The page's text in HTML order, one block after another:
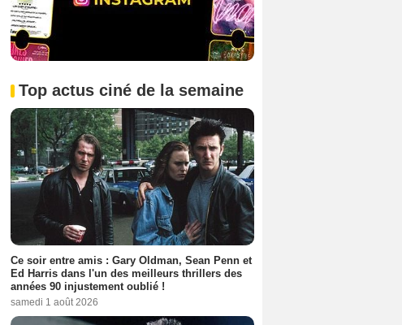
Top actus ciné de la semaine
Ce soir entre amis : Gary Oldman, Sean Penn et
Ed Harris dans l'un des meilleurs thrillers des
années 90 injustement oublié !
samedi 1 août 2026